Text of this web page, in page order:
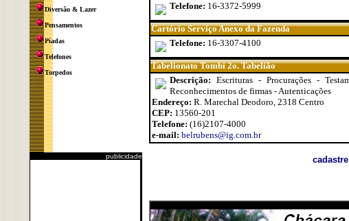
Diversão & Lazer
Pensamentos
Piadas
Telefones
Torpedos
publicidade
Telefone: 16-3372-5999
Cartório Serviço Anexo da Fazenda
Telefone: 16-3307-4100
Tabelionato Tombi 2o. Tabelião
Descrição: Escrituras - Procurações -
Reconhecimentos de firmas - Autenticações
Endereço: R. Marechal Deodoro, 2318 Centro
CEP: 13560-201
Telefone: (16)2107-4000
e-mail: belrubens@ig.com.br